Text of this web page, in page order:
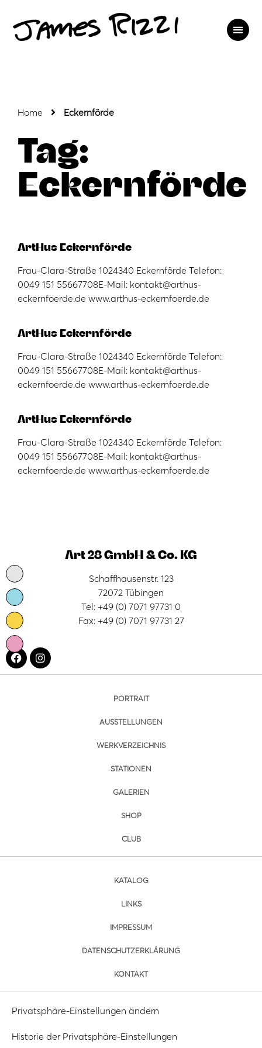
Home Eckernförde
Tag:
Eckernförde
ArtHus Eckernförde
Frau-Clara-Straße 1024340 Eckernförde Telefon:
0049 151 55667708E-Mail: kontakt@arthus-
eckernfoerde.de www.arthus-eckernfoerde.de
ArtHus Eckernförde
Frau-Clara-Straße 1024340 Eckernförde Telefon:
0049 151 55667708E-Mail: kontakt@arthus-
eckernfoerde.de www.arthus-eckernfoerde.de
ArtHus Eckernförde
Frau-Clara-Straße 1024340 Eckernförde Telefon:
0049 151 55667708E-Mail: kontakt@arthus-
eckernfoerde.de www.arthus-eckernfoerde.de
Art 28 GmbH & Co. KG
Schaffhausenstr. 123
72072 Tübingen
Tel: +49 (0) 7071 97731 0
Fax: +49 (0) 7071 97731 27
PORTRAIT
AUSSTELLUNGEN
WERKVERZEICHNIS
STATIONEN
GALERIEN
SHOP
CLUB
KATALOG
LINKS
IMPRESSUM
DATENSCHUTZERKLÄRUNG
KONTAKT
Privatsphäre-Einstellungen ändern
Historie der Privatsphäre-Einstellungen